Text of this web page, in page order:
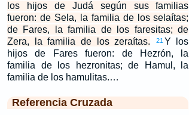
los hijos de Judá según sus familias
fueron: de Sela, la familia de los selaítas;
de Fares, la familia de los faresitas; de
Zera, la familia de los zeraítas.
21 Y los
hijos de Fares fueron: de Hezrón, la
familia de los hezronitas; de Hamul, la
familia de los hamulitas.…
Referencia Cruzada